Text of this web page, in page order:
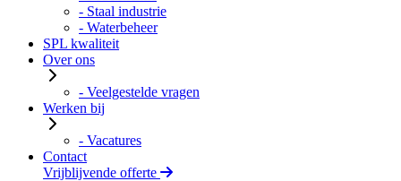
- Staal industrie
- Waterbeheer
SPL kwaliteit
Over ons
- Veelgestelde vragen
Werken bij
- Vacatures
Contact
Vrijblijvende offerte